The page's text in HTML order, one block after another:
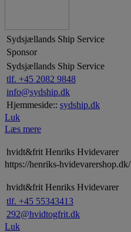
Sydsjællands Ship Service
Sponsor
Sydsjællands Ship Service
tlf. +45 2082 9848
info@sydship.dk
Hjemmeside:: sydship.dk
Luk
Læs mere
hvidt&frit Henriks Hvidevarer
https://henriks-hvidevarershop.dk/
hvidt&frit Henriks Hvidevarer
tlf. +45 55343413
292@hvidtogfrit.dk
Luk